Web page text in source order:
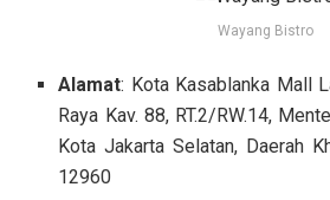
Wayang Bistro
Alamat: Kota Kasablanka Mall
Raya Kav. 88, RT.2/RW.14,
Kota Jakarta Selatan, Daerah
12960